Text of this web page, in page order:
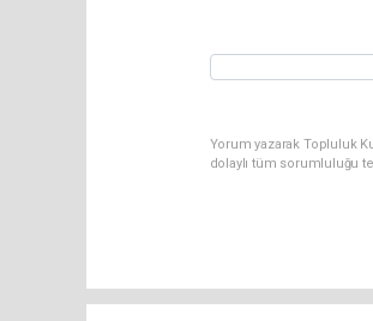
Yorum yazarak Topluluk
dolaylı tüm sorumluluğu